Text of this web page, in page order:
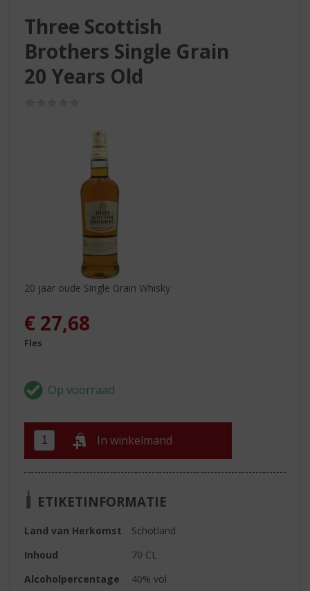
Three Scottish
Brothers Single Grain
20 Years Old
20 jaar oude Single Grain Whisky
€ 27,68
Fles
In winkelmand
ETIKETINFORMATIE
Land van Herkomst
Schotland
Inhoud
70 CL
Alcoholpercentage
40% vol